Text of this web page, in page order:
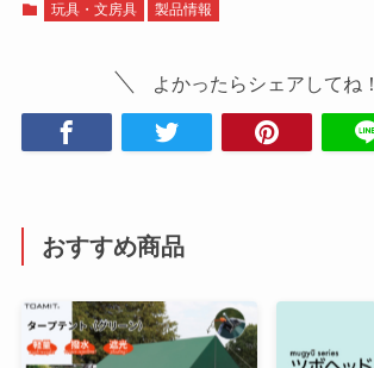
玩具・文房具 製品情報
よかったらシェアしてね！
おすすめ商品